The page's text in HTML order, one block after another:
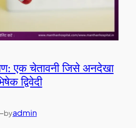
एक चेतावनी जिसे अनदेखा
द्विवेदी
byadmin